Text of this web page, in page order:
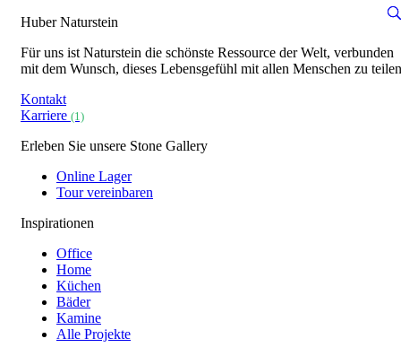
Huber Naturstein
Für uns ist Naturstein die schönste Ressource der Welt, verbunden
mit dem Wunsch, dieses Lebensgefühl mit allen Menschen zu
Kontakt
Karriere (1)
Erleben Sie unsere Stone Gallery
Online Lager
Tour vereinbaren
Inspirationen
Office
Home
Küchen
Bäder
Kamine
Alle Projekte